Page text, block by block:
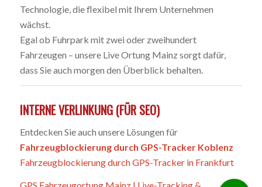
Technologie, die flexibel mit Ihrem Unternehmen
wächst.
Egal ob Fuhrpark mit zwei oder zweihundert
Fahrzeugen – unsere Live Ortung Mainz sorgt dafür,
dass Sie auch morgen den Überblick behalten.
INTERNE VERLINKUNG (FÜR SEO)
Entdecken Sie auch unsere Lösungen für
Fahrzeugblockierung durch GPS-Tracker Koblenz
Fahrzeugblockierung durch GPS-Tracker in Frankfurt